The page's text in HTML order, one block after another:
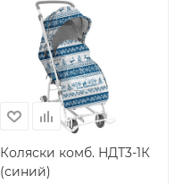
Коляски комб. НДТ3-1К
(синий)